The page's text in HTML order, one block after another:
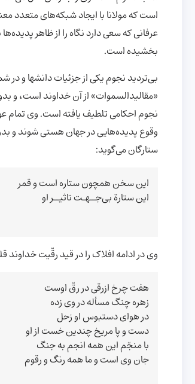
است که مولانا با ایجاد شبکه‌های متعدد
عرفانی که سعی دارد نگاه را از ظاهر
بخشیده است.
بی‌تردید نجوم یکی از جزئیات دانشها و در
«مقالیدالسموات» از آن خداوند است، و
نجوم احکامی تلطیف یافته است. وی تمام
وقوع پدیده‌هایی در جهان هستی شوند و
ستارگان می‌گوید:
این سخن همچون ستاره است و قمر
این ستارة بی‌جــهـت تاثیــر او
وی در ادامه افلاک را در قید رقّیت خداوند
هفت چرخ ازرقی در رقّ اوست
زهره چنگ مسأله در وی زده
در هوای دست­بوس او زحل
دست و پا مریخ چندین خست از او
با منجّم این همه انجم به جنگ
جان وی است و ما همه رنگ و رقوم